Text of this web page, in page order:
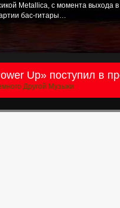
Metallica, с момента выхода
бас-гитары…
Up» поступил в
Другой Музыки